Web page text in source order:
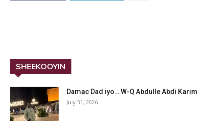
SHEEKOOYIN
Damac Dad iyo… W-Q Abdulle Abdi Karim
July 31, 2026